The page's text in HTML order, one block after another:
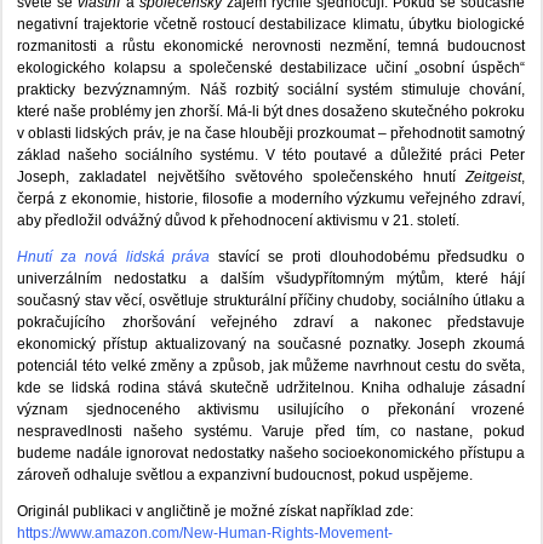
negativní trajektorie včetně rostoucí destabilizace klimatu, úbytku biologické
rozmanitosti a růstu ekonomické nerovnosti nezmění, temná budoucnost
ekologického kolapsu a společenské destabilizace učiní „osobní úspěch“
prakticky bezvýznamným. Náš rozbitý sociální systém stimuluje chování,
které naše problémy jen zhorší. Má-li být dnes dosaženo skutečného pokroku
v oblasti lidských práv, je na čase hlouběji prozkoumat – přehodnotit samotný
základ našeho sociálního systému. V této poutavé a důležité práci Peter
Joseph, zakladatel největšího světového společenského hnutíZeitgeist,
čerpá z ekonomie, historie, filosofie a moderního výzkumu veřejného zdraví,
aby předložil odvážný důvod k přehodnocení aktivismu v 21. století.
Hnutí za nová lidská práva stavící se proti dlouhodobému předsudku o
univerzálním nedostatku a dalším všudypřítomným mýtům, které hájí
současný stav věcí, osvětluje strukturální příčiny chudoby, sociálního útlaku a
pokračujícího zhoršování veřejného zdraví a nakonec představuje
ekonomický přístup aktualizovaný na současné poznatky. Joseph zkoumá
potenciál této velké změny a způsob, jak můžeme navrhnout cestu do světa,
kde se lidská rodina stává skutečně udržitelnou. Kniha odhaluje zásadní
význam sjednoceného aktivismu usilujícího o překonání vrozené
nespravedlnosti našeho systému. Varuje před tím, co nastane, pokud
budeme nadále ignorovat nedostatky našeho socioekonomického přístupu a
zároveň odhaluje světlou a expanzivní budoucnost, pokud uspějeme.
Originál publikaci v angličtině je možné získat například zde:
https://www.amazon.com/New-Human-Rights-Movement-